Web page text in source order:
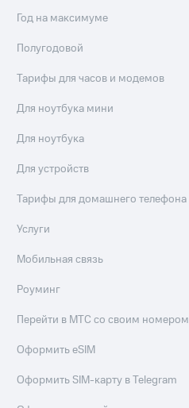
Год на максимуме
Полугодовой
Тарифы для часов и модемов
Для ноутбука мини
Для ноутбука
Для устройств
Тарифы для домашнего телефона
Услуги
Мобильная связь
Роуминг
Перейти в МТС со своим номером
Оформить eSIM
Оформить SIM-карту в Telegram